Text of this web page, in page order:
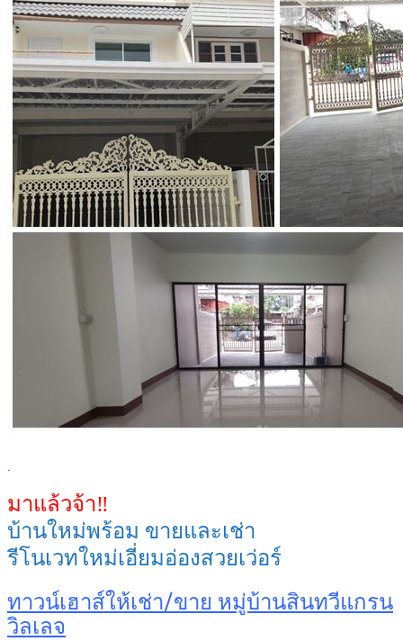
.
มาแล้วจ้า‼️
บ้านใหม่พร้อม ขายและเช่า
รีโนเวทใหม่เอี่ยมอ่องสวยเว่อร์
ทาวน์เฮาส์ให้เช่า/ขาย หมู่บ้านสินทวีแกรน
วิลเลจ